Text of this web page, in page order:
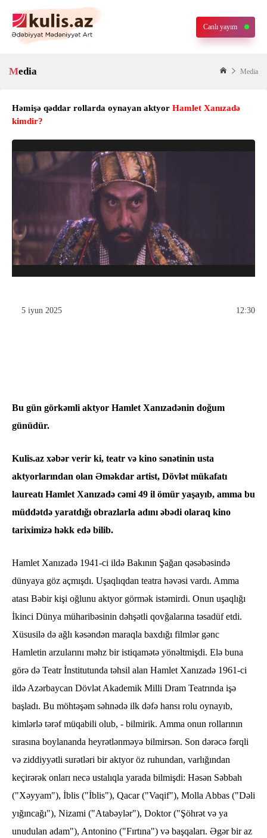
Canlı yayım
Media Media
Həmişə qəddar rollarda oynayan aktyor Hamlet Xanızadə
kimdir?
5 iyun 2025 12:30
Bu gün görkəmli aktyor Hamlet Xanızadənin doğum
günüdür.
Kulis.az xəbər verir ki, teatr və kino sənətinin usta
aktyorlarından olan Əməkdar artist, Dövlət mükafatı
laureatı Hamlet Xanızadə cəmi 49 il ömür yaşayıb, amma bu
müddətdə yaratdığı obrazlarla adını əbədi olaraq kino
tariximizə həkk edə bilib.
Hamlet Xanızadə 1941-ci ildə Bakının Şağan qəsəbəsində
dünyaya göz açmışdı. Uşaqlıqdan teatra həvəsi vardı. Amma
atası Bəbir kişi oğlunu aktyor görmək istəmirdi. Onun uşaqlığı
İkinci Dünya müharibəsinin dəhşətli qovğalarına təsadüf etdi.
Xüsusilə də ağlı kəsəndən maraqla baxdığı filmlər gənc
Hamletin arzularını məhz bir istiqamətə yönəltmişdi. Elə buna
görə də Teatr İnstitutunda təhsil alan Hamlet Xanızadə 1961-ci
ildə Azərbaycan Dövlət Akademik Milli Dram Teatrında işə
başladı. Bu möhtəşəm səhnədə ilk dəfə hansı rolu oynayıb,
kimlərlə tərəf müqabili olub, - bilmirik. Amma onun rollarının
sırasına boylananda heyrətlənməyə bilmirsən. Son dərəcə fərqli
və ziddiyyətli surətləri bir aktyor öz ruhundan, varlığından
keçirərək onları necə ustalıqla yarada bilmişdi: Həsən Səbbah
("Xəyyam"), İblis ("İblis"), Qacar ("Vaqif"), Molla Abbas ("Dəli
yığıncağı"), Nizami ("Atabəylər"), Doktor ("Şöhrət və ya
unudulan adam"), Antonino ("Fırtına") və başqaları. Əgər bir az